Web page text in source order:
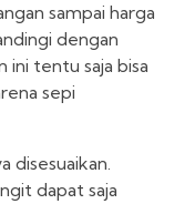
sampai harga
dengan
ini tentu saja bisa
sepi
disesuaikan.
dapat saja